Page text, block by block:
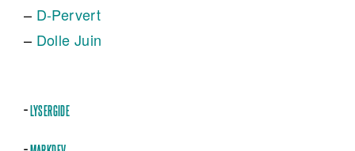
– D-Pervert
– Dolle Juin
– LYSERGIDE